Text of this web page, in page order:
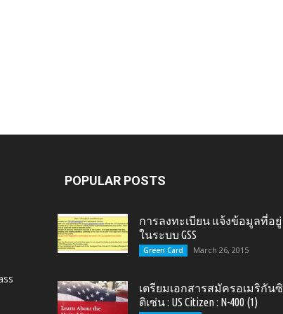
Citizen,
POPULAR POSTS
การลงทะเบียน แจ้งข้อมูลที่อยู่
ในระบบ GSS
Green Card March 26, 2015
เตรียมเอกสารสมัครอเมริกันซิ
ติเซ่น : US Citizen : N-400 (1)